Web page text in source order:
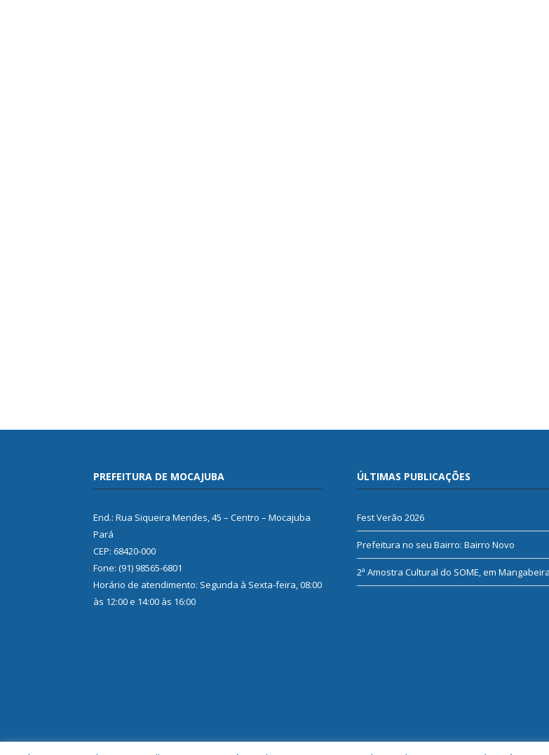
PREFEITURA DE MOCAJUBA
End.: Rua Siqueira Mendes, 45 – Centro – Mocajuba
Pará
CEP: 68420-000
Fone: (91) 98565-6801
Horário de atendimento: Segunda à Sexta-feira, 08:00
às 12:00 e 14:00 às 16:00
ÚLTIMAS PUBLICAÇÕES
Fest Verão 2026
Prefeitura no seu Bairro: Bairro Novo
2ª Amostra Cultural do SOME, em Mangabeira